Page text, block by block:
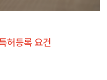
허등록 요건